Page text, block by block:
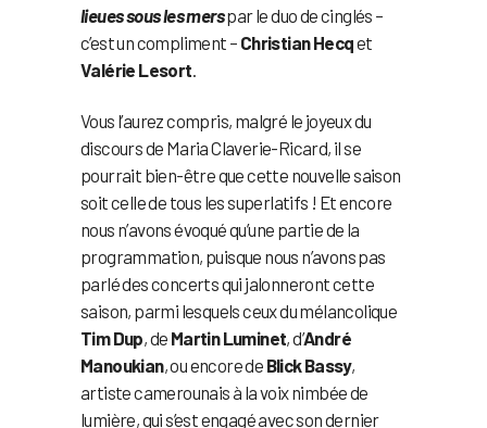
lieues sous les merspar le duo de cinglés –
c’est un compliment – Christian Hecqet
Valérie Lesort
Vous l’aurez compris, malgré le joyeux du
discours de Maria Claverie-Ricard, il se
pourrait bien-être que cette nouvelle saison
soit celle de tous les superlatifs ! Et encore
nous n’avons évoqué qu’une partie de la
programmation, puisque nous n’avons pas
parlé des concerts qui jalonneront cette
saison, parmi lesquels ceux du mélancolique
Tim Dup, de Martin Luminet, d’André
Manoukian, ou encore de Blick Bassy,
artiste camerounais à la voix nimbée de
lumière, qui s’est engagé avec son dernier